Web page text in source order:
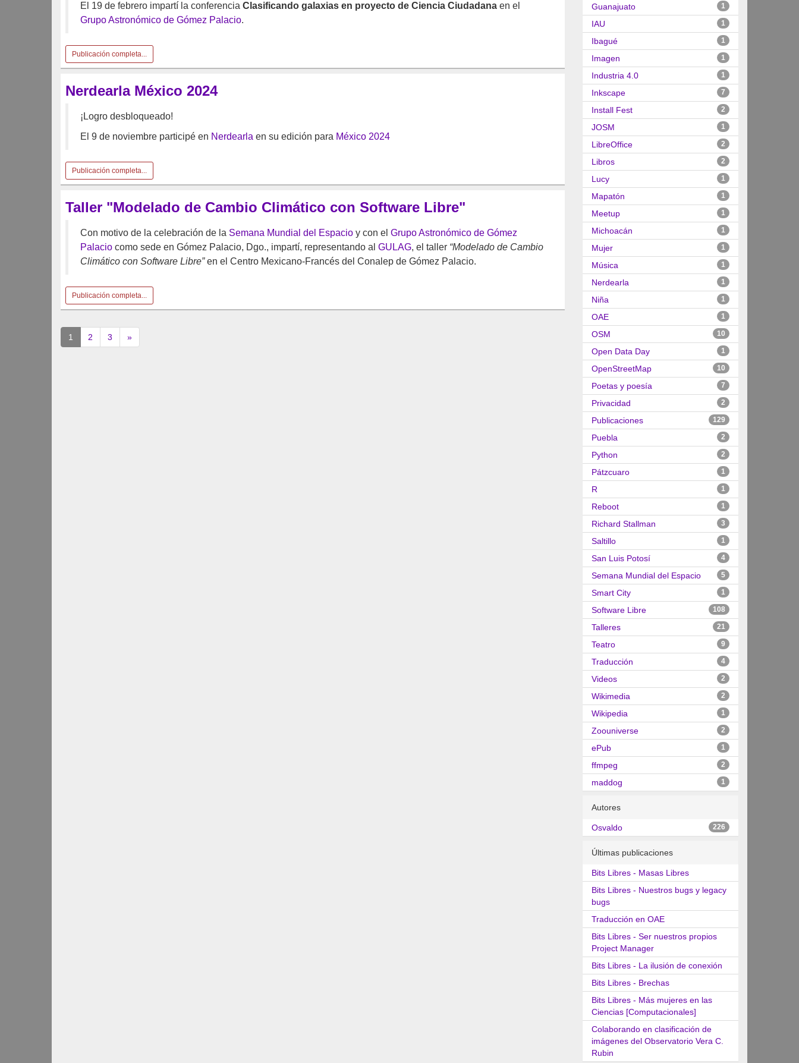
El 19 de febrero impartí la conferencia Clasificando galaxias en proyecto de Ciencia Ciudadana en el
Grupo Astronómico de Gómez Palacio.
Publicación completa...
Nerdearla México 2024
¡Logro desbloqueado!
El 9 de noviembre participé en Nerdearla en su edición para México 2024
Publicación completa...
Taller "Modelado de Cambio Climático con Software Libre"
Con motivo de la celebración de la Semana Mundial del Espacio y con el Grupo Astronómico de Gómez
Palacio como sede en Gómez Palacio, Dgo., impartí, representando al GULAG, el taller “Modelado de Cambio
Climático con Software Libre”en el Centro Mexicano-Francés del Conalep de Gómez Palacio.
Publicación completa...
1 (current)
2 3 »
Guanajuato 1
IAU 1
Ibagué 1
Imagen 1
Industria 4.0 1
Inkscape 7
Install Fest 2
JOSM 1
LibreOffice 2
Libros 2
Lucy 1
Mapatón 1
Meetup 1
Michoacán 1
Mujer 1
Música 1
Nerdearla 1
Niña 1
OAE 1
OSM 10
Open Data Day 1
OpenStreetMap 10
Poetas y poesía 7
Privacidad 2
Publicaciones 129
Puebla 2
Python 2
Pátzcuaro 1
R 1
Reboot 1
Richard Stallman 3
Saltillo 1
San Luis Potosí 4
Semana Mundial del Espacio 5
Smart City 1
Software Libre 108
Talleres 21
Teatro 9
Traducción 4
Videos 2
Wikimedia 2
Wikipedia 1
Zoouniverse 2
ePub 1
ffmpeg 2
maddog 1
Autores
Osvaldo 226
Últimas publicaciones
Bits Libres - Masas Libres
Bits Libres - Nuestros bugs y legacy
bugs
Traducción en OAE
Bits Libres - Ser nuestros propios
Project Manager
Bits Libres - La ilusión de conexión
Bits Libres - Brechas
Bits Libres - Más mujeres en las
Ciencias [Computacionales]
Colaborando en clasificación de
imágenes del Observatorio Vera C.
Rubin